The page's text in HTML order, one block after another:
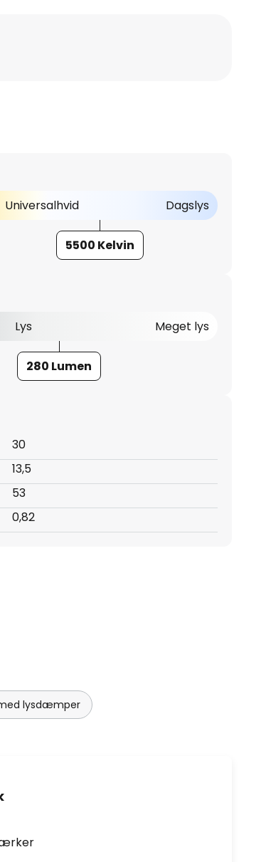
Universalhvid Dagslys
5500 Kelvin
Lys Meget lys
280 Lumen
30
13,5
53
0,82
lysdæmper